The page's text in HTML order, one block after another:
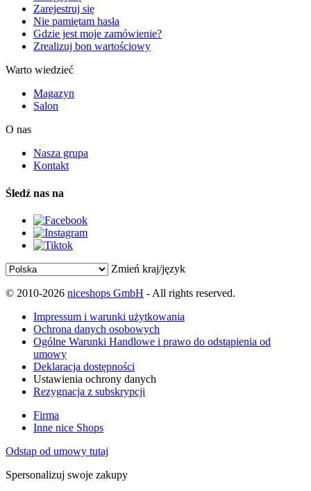
Zarejestruj się
Nie pamiętam hasła
Gdzie jest moje zamówienie?
Zrealizuj bon wartościowy
Warto wiedzieć
Magazyn
Salon
O nas
Nasza grupa
Kontakt
Śledź nas na
Zmień kraj/język
© 2010-2026 niceshops GmbH - All rights reserved.
Impressum i warunki użytkowania
Ochrona danych osobowych
Ogólne Warunki Handlowe i prawo do odstąpienia od
umowy
Deklaracja dostępności
Ustawienia ochrony danych
Rezygnacja z subskrypcji
Firma
Inne nice Shops
Odstąp od umowy tutaj
Spersonalizuj swoje zakupy